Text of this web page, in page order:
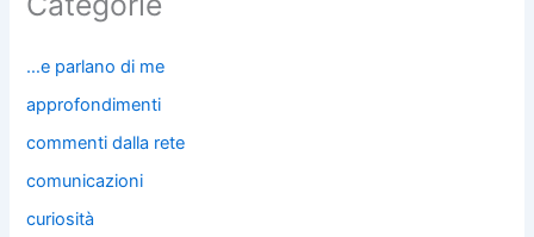
…e parlano di me
approfondimenti
commenti dalla rete
comunicazioni
curiosità